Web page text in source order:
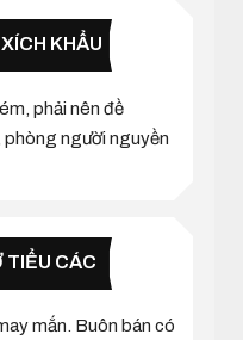
KHẨU
phải nên đề
phòng người nguyền
TIỂU CÁC
mắn. Buôn bán có